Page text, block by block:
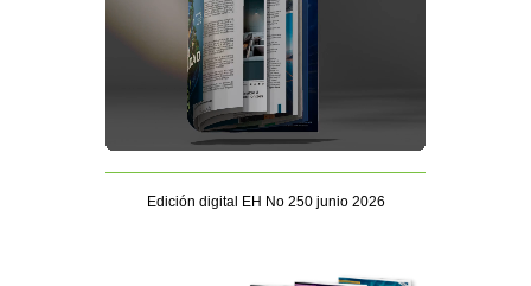
Edición digital EH No 250 junio 2026